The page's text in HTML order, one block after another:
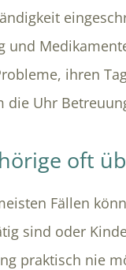
und
ihren
die Uhr
oft
Fällen
sind oder
praktisch nie